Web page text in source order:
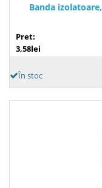
Banda
Pret:
3,58lei
În stoc